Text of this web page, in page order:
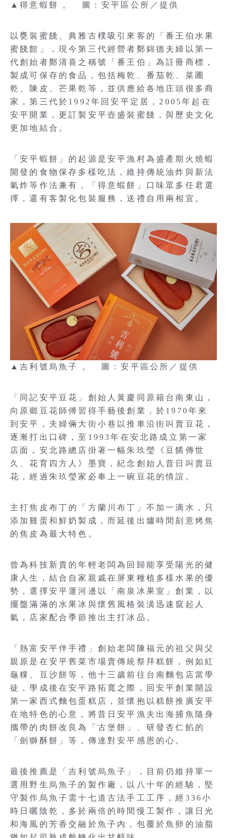
▲得意蝦餅 。 圖：安平區公所／提供
以甕裝蜜餞、典雅古樸吸引來客的「番王伯水果
蜜餞館」，現今第三代經營者鄭錦德夫婦以第一
代創始者鄭清喜之稱號「番王伯」為註冊商標，
製成可保存的食品，包括梅乾、番茄乾、菜圃
乾、陳皮、芒果乾等，並供應給各地庄頭很多商
家，第三代於1992年回安平定居，2005年起在
安平開業，更訂製安平壺盛裝蜜餞，與歷史文化
更加地結合。
「安平蝦餅」的起源是安平漁村為盛產期火燒蝦
開發的食物保存多樣吃法，維持傳統油炸與新法
氣炸等作法兼有，「得意蝦餅」口味眾多任君選
擇，還有客製化包裝服務，送禮自用兩相宜。
▲吉利號烏魚子 。 圖：安平區公所／提供
「同記安平豆花」創始人黃慶同原籍台南東山，
向原鄉豆花師傅習得手藝後創業，於1970年來
到安平，夫婦倆大街小巷以推車沿街叫賣豆花，
逐漸打出口碑，至1993年在安北路成立第一家
店面，安北路總店掛著一幅朱玖瑩《豆餚傳世
久、花育四方人》墨寶，紀念創始人昔日叫賣豆
花，經過朱玖瑩家必奉上一碗豆花的情誼。
主打焦皮布丁的「方蘭川布丁」不加一滴水，只
添加雞蛋和鮮奶製成，而延後出爐時間刻意烤焦
的焦皮為最大特色。
曾為科技新貴的年輕老闆為回歸能享受陽光的健
康人生，結合自家親戚在屏東種植多樣水果的優
勢，選擇安平運河邊以「南泉冰果室」創業，以
擺盤滿滿的水果冰與懷舊風格裝潢迅速竄起人
氣，店家配合季節推出主打冰品。
「熱富安平伴手禮」創始老闆陳福元的祖父與父
親原是在安平舊菜市場賣傳統祭拜糕餅，例如紅
龜粿、豆沙餅等，他十三歲前往台南麵包店當學
徒，學成後在安平路拓寬之際，回安平創業開設
第一家西式麵包蛋糕店，並懷抱以糕餅推廣安平
在地特色的心意，將昔日安平漁夫出海捕魚隨身
攜帶的肉餅改良為「古堡餅」、研發杏仁餡的
「劍獅酥餅」等，傳達對安平感恩的心。
最後推薦是「吉利號烏魚子」，目前仍維持單一
選用野生烏魚子的製作廠，以八十年的經驗，堅
守製作烏魚子需十七道古法手工工序，經336小
時日曬陰乾，多於兩倍的時間慢工製作，讓日光
和海風的芳香交融於魚子內，包覆於魚卵的油脂